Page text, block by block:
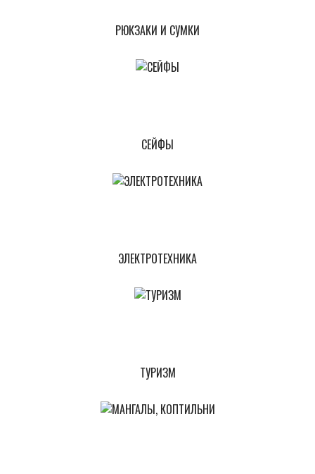
РЮКЗАКИ И СУМКИ
СЕЙФЫ
ЭЛЕКТРОТЕХНИКА
ТУРИЗМ